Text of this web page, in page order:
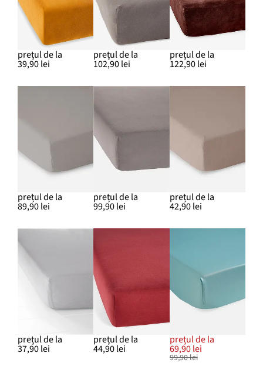
prețul de la
39,90 lei
prețul de la
102,90 lei
prețul de la
122,90 lei
prețul de la
89,90 lei
prețul de la
99,90 lei
prețul de la
42,90 lei
prețul de la
37,90 lei
prețul de la
44,90 lei
prețul de la
69,90 lei
99,90 lei